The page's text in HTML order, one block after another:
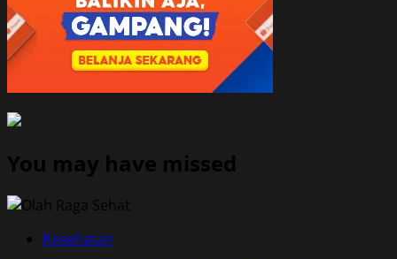
You may have missed
Kesehatan